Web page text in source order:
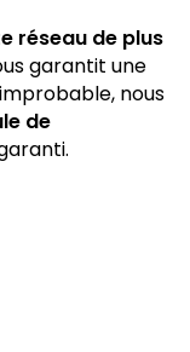
réseau de plus
garantit une
nous
de